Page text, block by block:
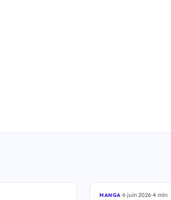
MANGA·6 juin 2026·4 min